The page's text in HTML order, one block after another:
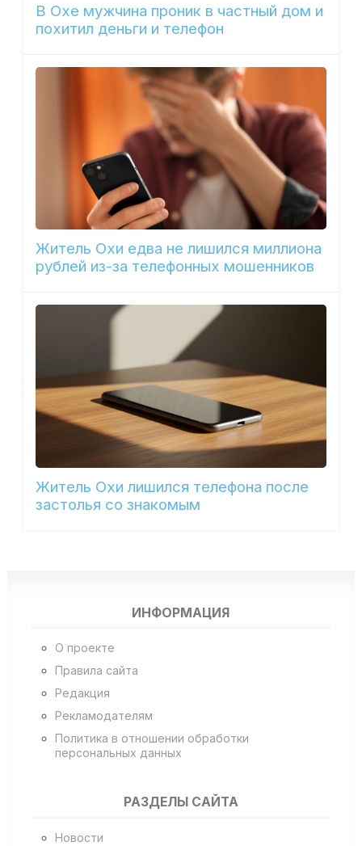
В Охе мужчина проник в частный дом и
похитил деньги и телефон
Житель Охи едва не лишился миллиона
рублей из-за телефонных мошенников
Житель Охи лишился телефона после
застолья со знакомым
ИНФОРМАЦИЯ
О проекте
Правила сайта
Редакция
Рекламодателям
Политика в отношении обработки
персональных данных
РАЗДЕЛЫ САЙТА
Новости